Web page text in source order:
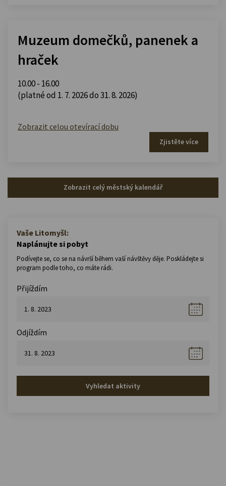
Muzeum domečků, panenek a
hraček
10.00 - 16.00
(platné od 1. 7. 2026 do 31. 8. 2026)
Zobrazit celou otevírací dobu
Zjistěte více
Zobrazit celý městský kalendář
Vaše Litomyšl:
Naplánujte si pobyt
Podívejte se, co se na návrší během vaší návštěvy děje. Poskládejte si
program podle toho, co máte rádi.
Přijíždím
Odjíždím
Vyhledat aktivity